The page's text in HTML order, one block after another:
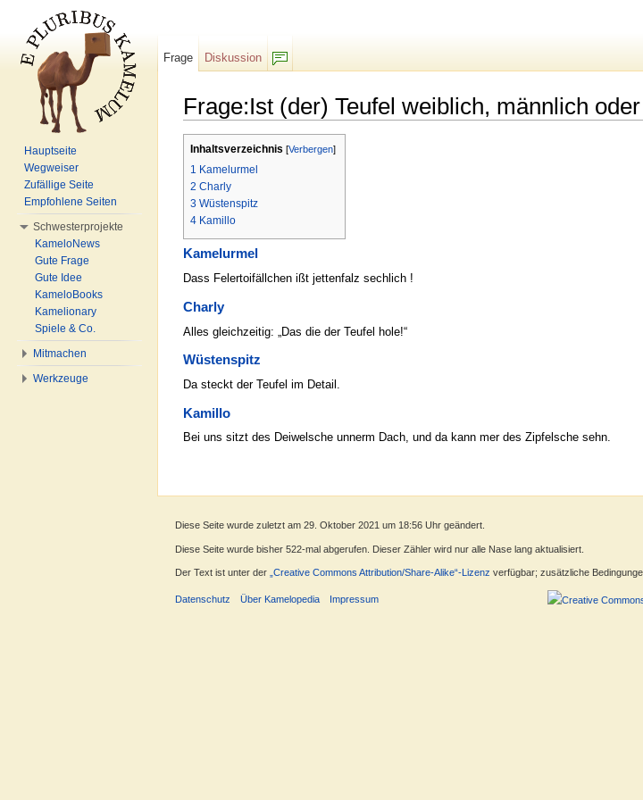
Frage:Ist (der) Teufel weiblich, männlich
Inhaltsverzeichnis [Verbergen]
1 Kamelurmel
2 Charly
3 Wüstenspitz
4 Kamillo
Kamelurmel
Dass Felertoifällchen ißt jettenfalz sechlich !
Charly
Alles gleichzeitig: „Das die der Teufel hole!“
Wüstenspitz
Da steckt der Teufel im Detail.
Kamillo
Bei uns sitzt des Deiwelsche unnerm Dach, und da kann mer des Zipfelsche sehn.
Frage
Diskussion
Hauptseite
Wegweiser
Zufällige Seite
Empfohlene Seiten
Schwesterprojekte
KameloNews
Gute Frage
Gute Idee
KameloBooks
Kamelionary
Spiele & Co.
Mitmachen
Werkzeuge
Diese Seite wurde zuletzt am 29. Oktober 2021 um 18:56 Uhr geändert.
Diese Seite wurde bisher 522-mal abgerufen. Dieser Zähler wird nur alle Nase lang aktualisiert.
Der Text ist unter der „Creative Commons Attribution/Share-Alike“-Lizenz verfügbar; zusätzliche
Datenschutz Über Kamelopedia Impressum